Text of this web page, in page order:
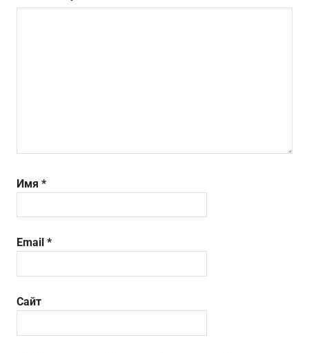
Имя *
Email *
Сайт